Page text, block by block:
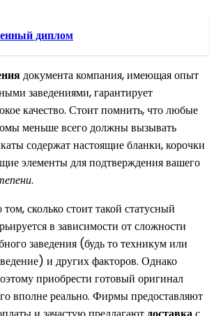
диплом
документа компания, имеющая опыт
заведениями, гарантирует
качество. Стоит помнить, что любые
меньше всего должны вызывать
содержат настоящие бланки, корочки
элементы для подтверждения вашего
.
сколько стоит такой статусный
в зависимости от сложности
заведения (будь то техникум или
и других факторов. Однако
приобрести готовый оригинал
вполне реально. Фирмы предоставляют